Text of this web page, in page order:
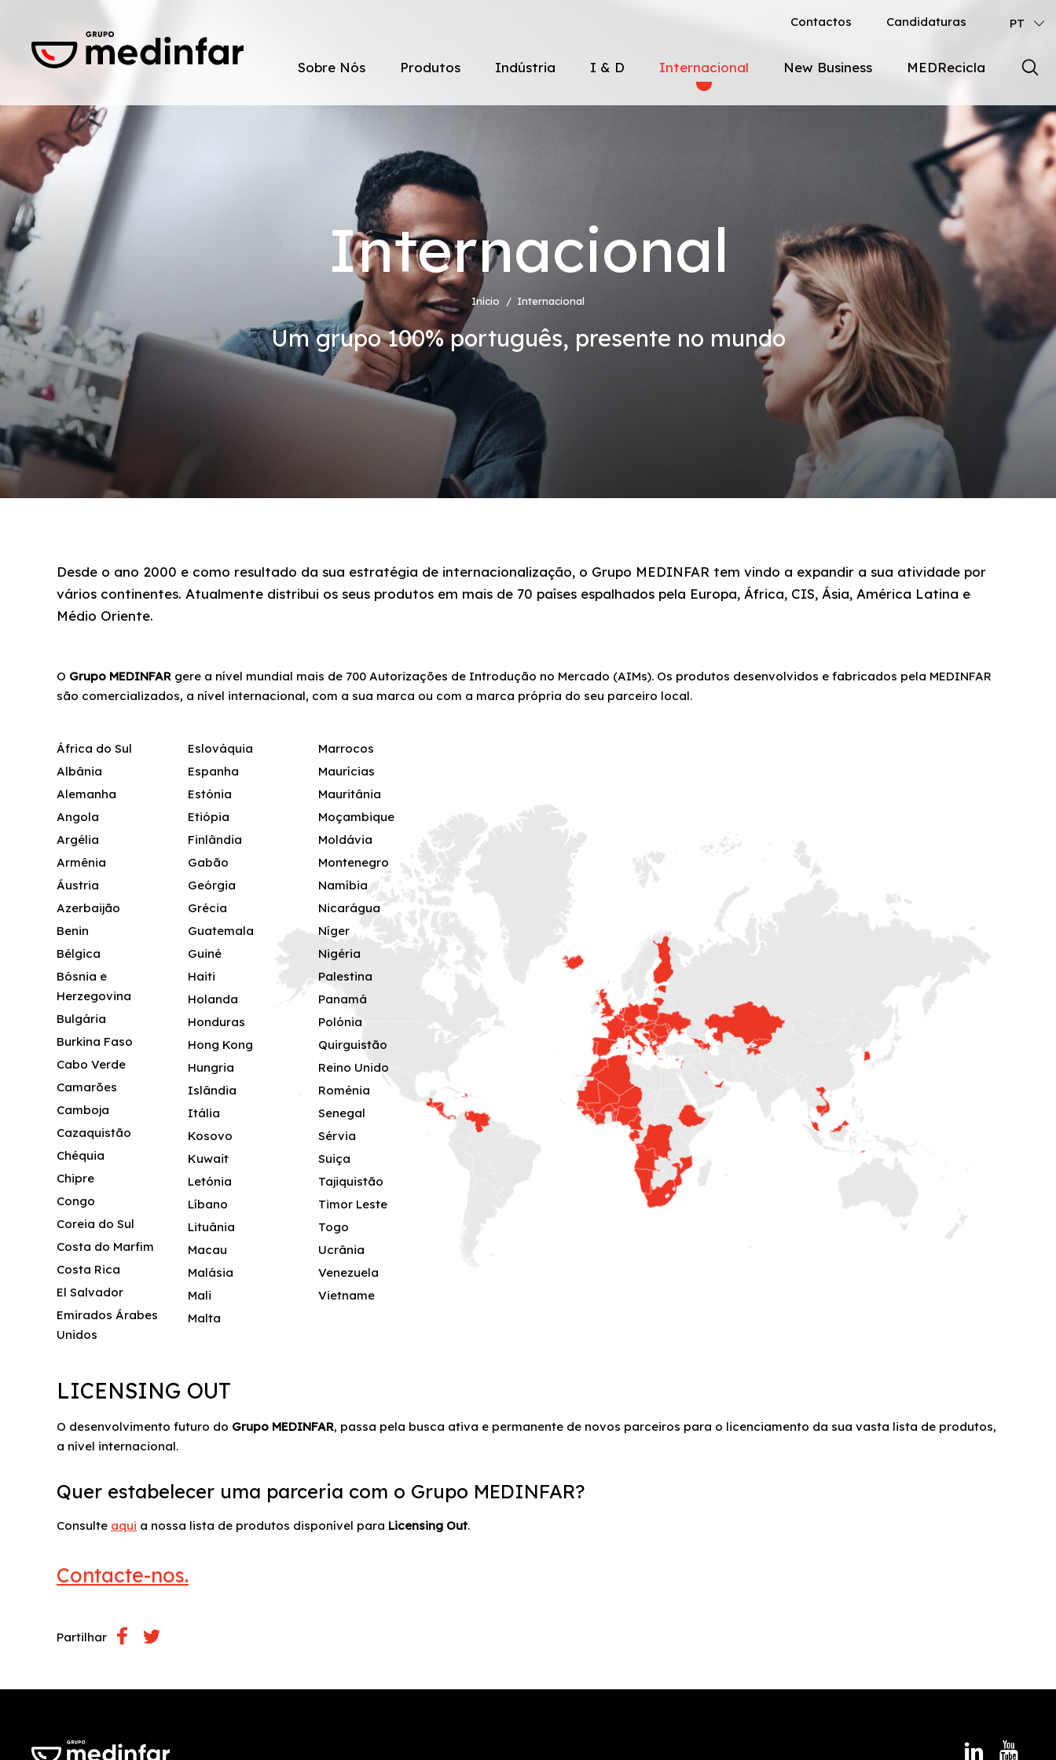
Sobre Nós
Estrutura do Grupo
Produtos Indústria I & D
Serviços de Qualified Person
Internacional New Business MEDRecicla
Contactos Candidaturas PT
Internacional
Início Internacional
Um grupo 100% português, presente no mundo
Desde o ano 2000 e como resultado da sua estratégia de internacionalização, o Grupo MEDINFAR tem vindo a expandir a sua atividade por
vários continentes. Atualmente distribui os seus produtos em mais de 70 países espalhados pela Europa, África, CIS, Ásia, América Latina e
Médio Oriente.
O Grupo MEDINFAR gere a nível mundial mais de 700 Autorizações de Introdução no Mercado (AIMs). Os produtos desenvolvidos e fabricados pela MEDINFAR
são comercializados, a nível internacional, com a sua marca ou com a marca própria do seu parceiro local.
África do Sul
Albânia
Alemanha
Angola
Argélia
Armênia
Áustria
Azerbaijão
Benin
Bélgica
Bósnia e
Herzegovina
Bulgária
Burkina Faso
Cabo Verde
Camarões
Camboja
Cazaquistão
Chéquia
Chipre
Congo
Coreia do Sul
Costa do Marfim
Costa Rica
El Salvador
Emirados Árabes
Unidos
Eslováquia
Espanha
Estónia
Etiópia
Finlândia
Gabão
Geórgia
Grécia
Guatemala
Guiné
Haiti
Holanda
Honduras
Hong Kong
Hungria
Islândia
Itália
Kosovo
Kuwait
Letónia
Líbano
Lituânia
Macau
Malásia
Mali
Malta
Marrocos
Maurícias
Mauritânia
Moçambique
Moldávia
Montenegro
Namíbia
Nicarágua
Níger
Nigéria
Palestina
Panamá
Polónia
Quirguistão
Reino Unido
Roménia
Senegal
Sérvia
Suiça
Tajiquistão
Timor Leste
Togo
Ucrânia
Venezuela
Vietname
LICENSING OUT
O desenvolvimento futuro do Grupo MEDINFAR, passa pela busca ativa e permanente de novos parceiros para o licenciamento da sua vasta lista de produtos,
a nível internacional.
Quer estabelecer uma parceria com o Grupo MEDINFAR?
Consulte aqui a nossa lista de produtos disponível para Licensing Out.
Contacte-nos.
Partilhar